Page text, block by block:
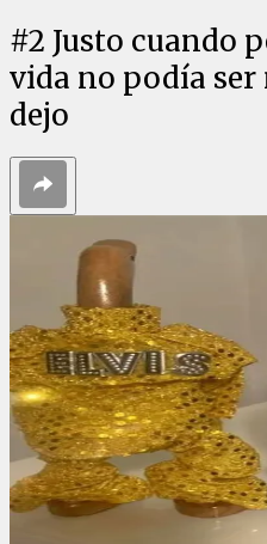
#2 Justo cuando
vida no podía ser
dejo